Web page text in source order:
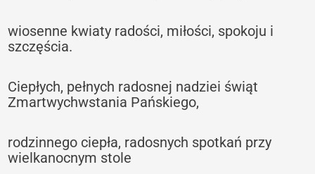
wiosenne kwiaty radości, miłości, spokoju i
szczęścia.
Ciepłych, pełnych radosnej nadziei świąt
Zmartwychwstania Pańskiego,
rodzinnego ciepła, radosnych spotkań przy
wielkanocnym stole